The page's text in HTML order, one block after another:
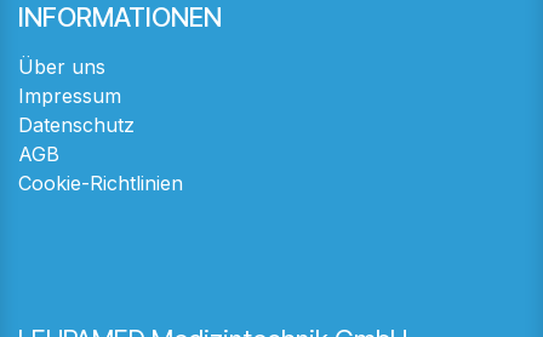
INFORMATIONEN
Über uns
Impressum
Datenschutz
AGB
Cookie-Richtlinien